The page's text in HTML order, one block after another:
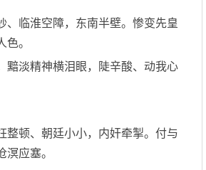
、临淮空障，东南半壁。惨变先皇
色。
黯淡精神横泪眼，陡辛酸、动我心
整顿、朝廷小小，内奸牵掣。付与
溟应塞。